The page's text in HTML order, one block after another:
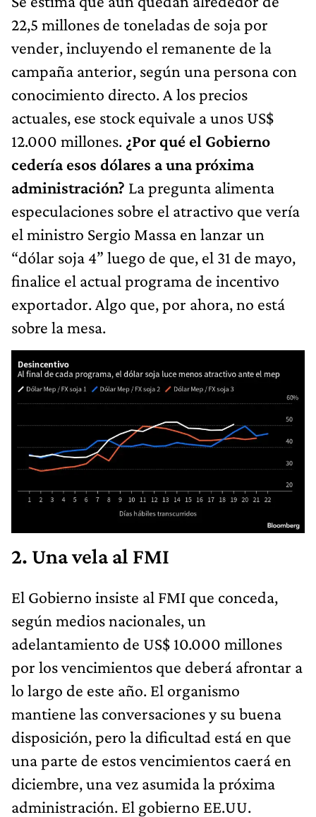
22,5 millones de toneladas de soja por
vender, incluyendo el remanente de la
campaña anterior, según una persona con
conocimiento directo. A los precios
actuales, ese stock equivale a unos US$
12.000 millones. ¿Por qué el Gobierno
cedería esos dólares a una próxima
administración? La pregunta alimenta
especulaciones sobre el atractivo que vería
el ministro Sergio Massa en lanzar un
“dólar soja 4” luego de que, el 31 de mayo,
finalice el actual programa de incentivo
exportador. Algo que, por ahora, no está
sobre la mesa.
2. Una vela al FMI
El Gobierno insiste al FMI que conceda,
según medios nacionales, un
adelantamiento de US$ 10.000 millones
por los vencimientos que deberá afrontar a
lo largo de este año. El organismo
mantiene las conversaciones y su buena
disposición, pero la dificultad está en que
una parte de estos vencimientos caerá en
diciembre, una vez asumida la próxima
administración. El gobierno EE.UU.